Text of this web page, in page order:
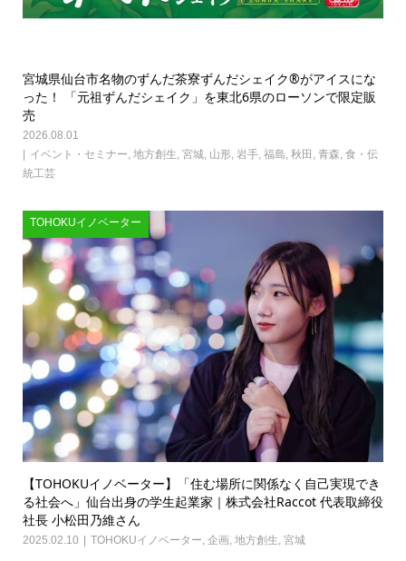
宮城県仙台市名物のずんだ茶寮ずんだシェイク®がアイスにな
った！ 「元祖ずんだシェイク」を東北6県のローソンで限定販
売
2026.08.01
イベント・セミナー, 地方創生, 宮城, 山形, 岩手, 福島, 秋田 , 青森, 食・伝
統工芸
TOHOKUイノベーター
【TOHOKUイノベーター】「住む場所に関係なく自己実現でき
る社会へ」仙台出身の学生起業家｜株式会社Raccot 代表取締役
社長 小松田乃維さん
2025.02.10 TOHOKUイノベーター, 企画, 地方創生, 宮城